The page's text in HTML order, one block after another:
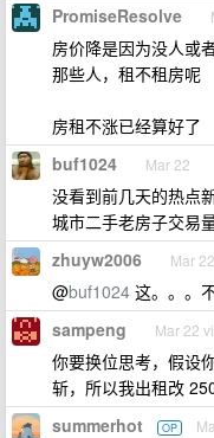
PromiseResolve
房价降是因为没人或
那些人，租不租房呢
房租不涨已经算好了
buf1024 Mar 22
没看到前几天的热点
城市二手老房子交易
zhuyw2006 Mar 22
@buf1024 这。。。
sampeng Mar 22
你要换位思考，假设
斩，所以我出租改
summerhot OP